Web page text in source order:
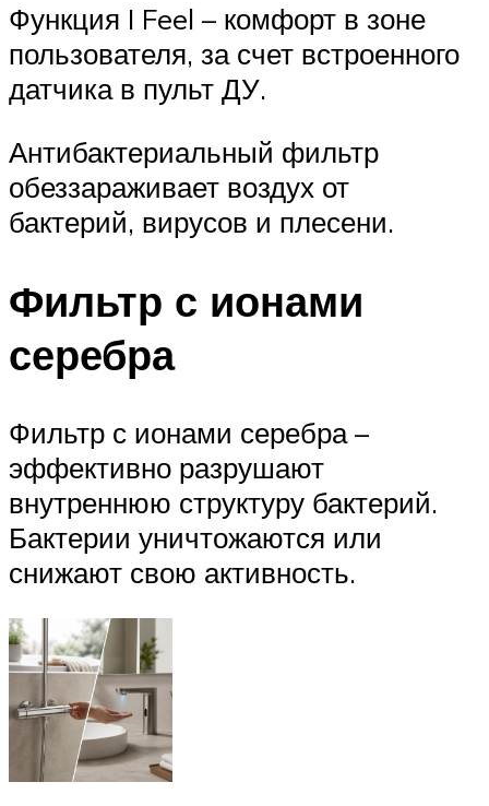
Функция I Feel – комфорт в зоне
пользователя, за счет встроенного
датчика в пульт ДУ.
Антибактериальный фильтр
обеззараживает воздух от
бактерий, вирусов и плесени.
Фильтр с ионами
серебра
Фильтр с ионами серебра –
эффективно разрушают
внутреннюю структуру бактерий.
Бактерии уничтожаются или
снижают свою активность.